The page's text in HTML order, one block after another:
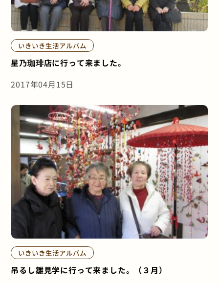
いきいき生活アルバム
星乃珈琲店に行って来ました。
2017年04月15日
いきいき生活アルバム
吊るし雛見学に行って来ました。（３月）